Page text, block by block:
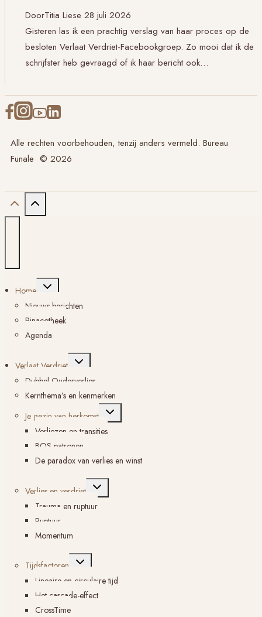
DoorTitia Liese 28 juli 2026
Gisteren las ik een prachtig verslag van haar proces op de
besloten Verlaat Verdriet-Facebookgroep. Zo mooi dat ik de
schrijfster heb gevraagd of ik haar bericht ook…
Alle rechten voorbehouden, tenzij anders vermeld. Bureau
Funale © 2026
Home
Toggle
submenu
Nieuws berichten
Pinacotheek
Agenda
Verlaat Verdriet
Toggle
submenu
Dubbel Ouderverlies
Kernthema’s en kenmerken
Je gezin van herkomst
Toggle
Verliezen en transities
BOS-patronen
De paradox van verlies en winst
Verlies en verdriet
Toggle
Trauma en ruptuur
Ruptuur
Momentum
Tijdsfactoren
Toggle
submenu
Lineaire en circulaire tijd
Het cascade-effect
CrossTime